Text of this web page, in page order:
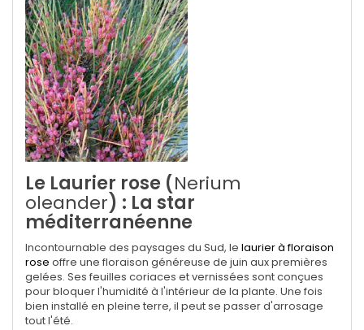
Le Laurier rose (Nerium
oleander) : La star
méditerranéenne
Incontournable des paysages du Sud, le laurier à floraison
rose offre une floraison généreuse de juin aux premières
gelées. Ses feuilles coriaces et vernissées sont conçues
pour bloquer l'humidité à l'intérieur de la plante. Une fois
bien installé en pleine terre, il peut se passer d'arrosage
tout l'été.